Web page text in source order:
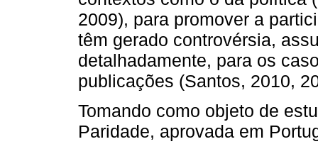
2009), para promover a
têm gerado controvérsia,
detalhadamente, para os
publicações (Santos, 2010,
Tomando como objeto de
Paridade, aprovada em